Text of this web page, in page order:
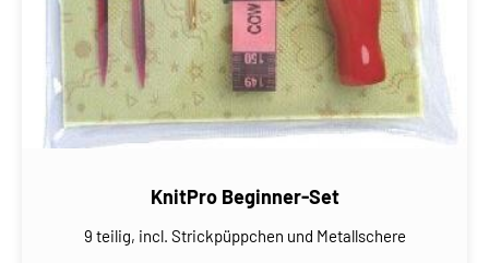
KnitPro Beginner-Set
9 teilig, incl. Strickpüppchen und Metallschere